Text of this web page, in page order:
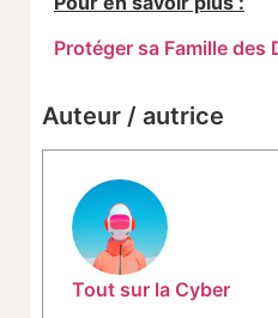
Protéger sa Famille des
Auteur / autrice
Tout sur la Cyber